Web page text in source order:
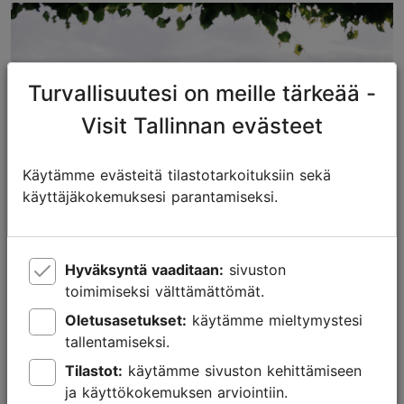
Foto: Rasmus Jurkatam
Yhteisiä ruokanautintoja
Tallinnan ravintoloiden joukosta löytää jokainen juuri
sen sopivan. Voitte kokea huippuluokan
Turvallisuutesi on meille tärkeää -
Visit Tallinnan evästeet
Käytämme evästeitä tilastotarkoituksiin sekä
käyttäjäkokemuksesi parantamiseksi.
Hyväksyntä vaaditaan:
toimimiseksi välttämättömät.
Oletusasetukset:
tallentamiseksi.
Tilastot:
ja käyttökokemuksen arviointiin.